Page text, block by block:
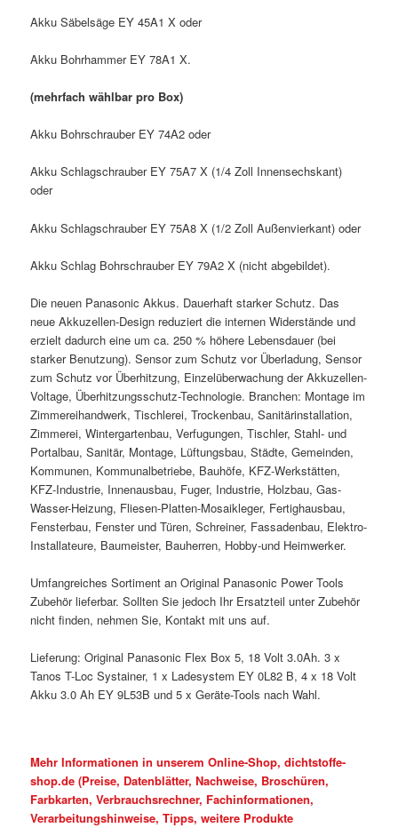
Akku Säbelsäge EY 45A1 X oder
Akku Bohrhammer EY 78A1 X.
(mehrfach wählbar pro Box)
Akku Bohrschrauber EY 74A2 oder
Akku Schlagschrauber EY 75A7 X (1/4 Zoll Innensechskant)
oder
Akku Schlagschrauber EY 75A8 X (1/2 Zoll Außenvierkant) oder
Akku Schlag Bohrschrauber EY 79A2 X (nicht abgebildet).
Die neuen Panasonic Akkus. Dauerhaft starker Schutz. Das
neue Akkuzellen-Design reduziert die internen Widerstände und
erzielt dadurch eine um ca. 250 % höhere Lebensdauer (bei
starker Benutzung). Sensor zum Schutz vor Überladung, Sensor
zum Schutz vor Überhitzung, Einzelüberwachung der Akkuzellen-
Voltage, Überhitzungsschutz-Technologie. Branchen: Montage im
Zimmereihandwerk, Tischlerei, Trockenbau, Sanitärinstallation,
Zimmerei, Wintergartenbau, Verfugungen, Tischler, Stahl- und
Portalbau, Sanitär, Montage, Lüftungsbau, Städte, Gemeinden,
Kommunen, Kommunalbetriebe, Bauhöfe, KFZ-Werkstätten,
KFZ-Industrie, Innenausbau, Fuger, Industrie, Holzbau, Gas-
Wasser-Heizung, Fliesen-Platten-Mosaikleger, Fertighausbau,
Fensterbau, Fenster und Türen, Schreiner, Fassadenbau, Elektro-
Installateure, Baumeister, Bauherren, Hobby-und Heimwerker.
Umfangreiches Sortiment an Original Panasonic Power Tools
Zubehör lieferbar. Sollten Sie jedoch Ihr Ersatzteil unter Zubehör
nicht finden, nehmen Sie, Kontakt mit uns auf.
Lieferung: Original Panasonic Flex Box 5, 18 Volt 3.0Ah. 3 x
Tanos T-Loc Systainer, 1 x Ladesystem EY 0L82 B, 4 x 18 Volt
Akku 3.0 Ah EY 9L53B und 5 x Geräte-Tools nach Wahl.
Mehr Informationen in unserem Online-Shop, dichtstoffe-
shop.de (Preise, Datenblätter, Nachweise, Broschüren,
Farbkarten, Verbrauchsrechner, Fachinformationen,
Verarbeitungshinweise, Tipps, weitere Produkte